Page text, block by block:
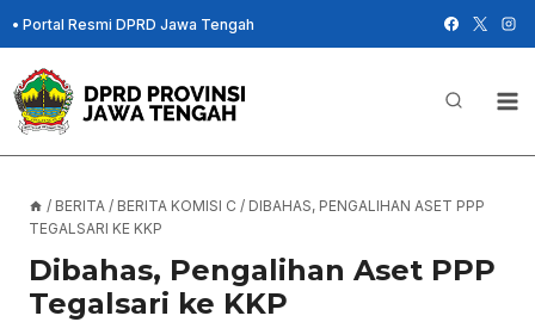
Skip
to
content
• Portal Resmi DPRD Jawa Tengah
/ BERITA / BERITA KOMISI C / DIBAHAS, PENGALIHAN ASET PPP
TEGALSARI KE KKP
Dibahas, Pengalihan Aset PPP
Tegalsari ke KKP